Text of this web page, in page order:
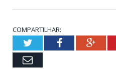
COMPARTILHAR:
TwitterFacebook
Email